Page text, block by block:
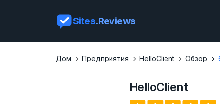
Sites.Reviews
Дом Предприятия HelloClient Обзор
HelloClient